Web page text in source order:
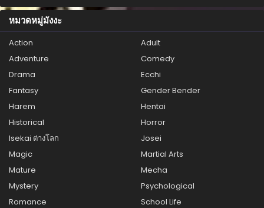
หมวดหมู่มังงะ
Action
Adult
Adventure
Comedy
Drama
Ecchi
Fantasy
Gender Bender
Harem
Hentai
Historical
Horror
Isekai ต่างโลก
Josei
Magic
Martial Arts
Mature
Mecha
Mystery
Psychological
Romance
School Life